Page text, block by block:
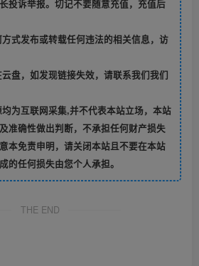
投诉举报。切记不要随意充值，充值后
式发布或转载任何违法的相关信息，访
盘，如发现链接失效，请联系我们我们
为互联网采集,并不代表本站立场，本站
准确性做出判断，不承担任何财产损失
本免责申明，请关闭本站且不要在本站
的任何损失由您个人承担。
THE END